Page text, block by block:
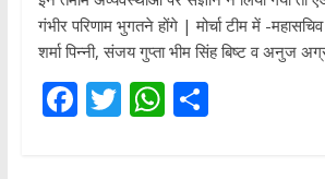
गंभीर परिणाम भुगतने होंगे | मोर्चा टीम में -
शर्मा पिन्नी, संजय गुप्ता भीम सिंह बिष्ट व अनुज
F T W S